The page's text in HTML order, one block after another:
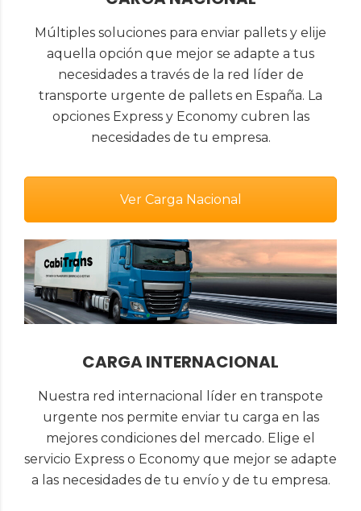
Múltiples soluciones para enviar pallets y elije
aquella opción que mejor se adapte a tus
necesidades a través de la red líder de
transporte urgente de pallets en España. La
opciones Express y Economy cubren las
necesidades de tu empresa.
Ver Carga Nacional
CARGA INTERNACIONAL
Nuestra red internacional líder en transpote
urgente nos permite enviar tu carga en las
mejores condiciones del mercado. Elige el
servicio Express o Economy que mejor se adapte
a las necesidades de tu envío y de tu empresa.